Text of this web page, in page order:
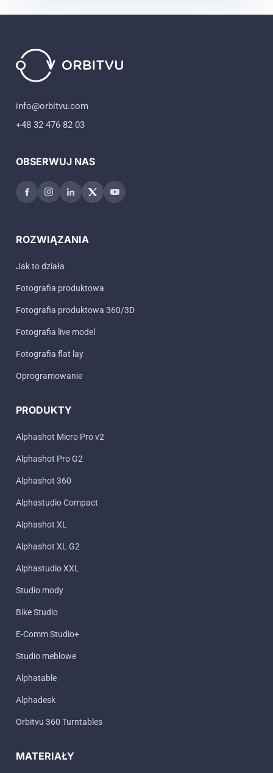
info@orbitvu.com
+48 32 476 82 03
OBSERWUJ NAS
ROZWIĄZANIA
Jak to działa
Fotografia produktowa
Fotografia produktowa 360/3D
Fotografia live model
Fotografia flat lay
Oprogramowanie
PRODUKTY
Alphashot Micro Pro v2
Alphashot Pro G2
Alphashot 360
Alphastudio Compact
Alphashot XL
Alphashot XL G2
Alphastudio XXL
Studio mody
Bike Studio
E-Comm Studio+
Studio meblowe
Alphatable
Alphadesk
Orbitvu 360 Turntables
MATERIAŁY